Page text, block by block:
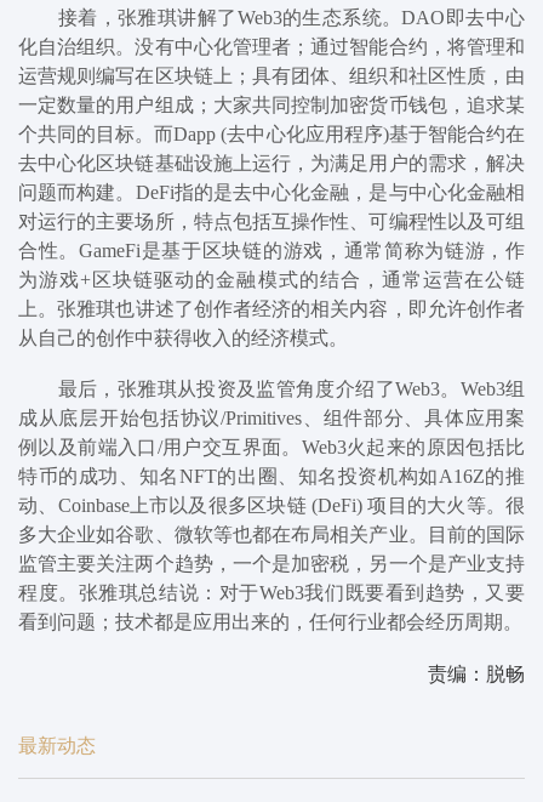
接着 ，张雅琪讲解了Web3的生态系统。DAO 即去中心
化自治组织。没有中心化管理者；通过智能合约，将管理和
运营规则编写在区块链上；具有团体、组织和社区性质，由
一定数量的用户组成；大家共同控制加密货币钱包，追求某
个共同的目标。而Dapp (去中心化应用程序)基于智能合约在
去中心化区块链基础设施上运行，为满足用户的需求，解决
问题而构建。 DeFi指的是去中心化金融，是与中心化金融相
对运行的主要场所，特点包括互操作性、可编程性以及可组
合性。GameFi是基于区块链的游戏，通常简称为链游 ，作
为游戏+区块链驱动的金融模式的结合 ，通常运营在公链
上。张雅琪也讲述了创作者经济的相关内容，即允许创作者
从自己的创作中获得收入的经济模式。
最后 ， 张雅琪从投资及监管角度介绍了Web3。 Web3组
成从底层开始包括协议/Primitives 、组件部分、具体应用案
例以及前端入口/用户交互界面。 Web3火起来的原因包括比
特币的成功 、知名NFT的出圈 、知名投资机构如A16Z的推
动
Coinbase上市以及很多区块链(DeFi) 项目的大火 等。很
多大企业如谷歌、微软等也都在布局相关产业。
目前的国际
监管主要关注两个趋势，一个是加密税，另一个是产业支持
程度。张雅琪总结说 ：对于Web3我们既要看到趋势，又要
看到问题；技术都是应用出来的，任何行业都会经历周期。
责编：脱畅
最新动态